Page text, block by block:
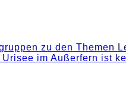
zu den Themen
Urisee im Außerfern ist